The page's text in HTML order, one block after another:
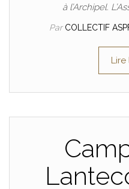
à l’Archipel.
Par COLLECTIF
Lire